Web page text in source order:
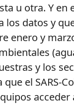
u otra. Y en
datos y
y
y los
el SARS-